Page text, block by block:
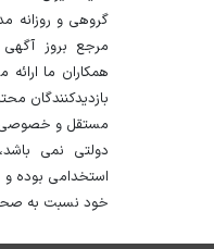
گروهی و روزانه
مرجع بروز
همکاران ما
بازدیدکنندگان
مستقل و خصوصی
دولتی نمی
استخدامی بوده و
خود نسبت به